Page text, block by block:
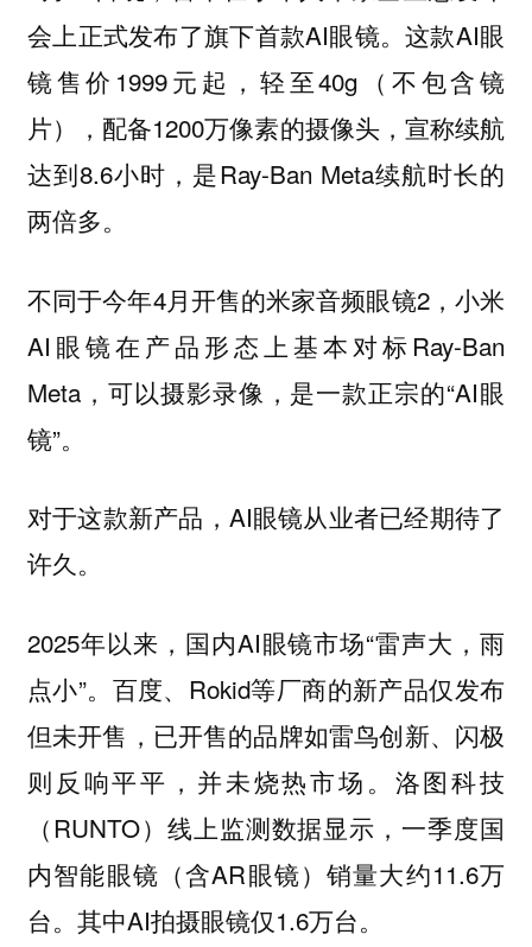
会上正式发布了旗下首款AI眼镜。这款AI眼
镜售价1999元起，轻至40g（不包含镜
片），配备1200万像素的摄像头，宣称续航
达到8.6小时，是Ray-Ban Meta续航时长的
两倍多。
不同于今年4月开售的米家音频眼镜2，小米
AI眼镜在产品形态上基本对标Ray-Ban
Meta，可以摄影录像，是一款正宗的“AI眼
镜”。
对于这款新产品，AI眼镜从业者已经期待了
许久。
2025年以来，国内AI眼镜市场“雷声大，雨
点小”。百度、Rokid等厂商的新产品仅发布
但未开售，已开售的品牌如雷鸟创新、闪极
则反响平平，并未烧热市场。洛图科技
（RUNTO）线上监测数据显示，一季度国
内智能眼镜（含AR眼镜）销量大约11.6万
台。其中AI拍摄眼镜仅1.6万台。